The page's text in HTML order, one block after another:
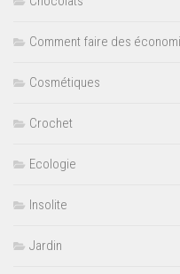
Comment faire des
Cosmétiques
Crochet
Ecologie
Insolite
Jardin